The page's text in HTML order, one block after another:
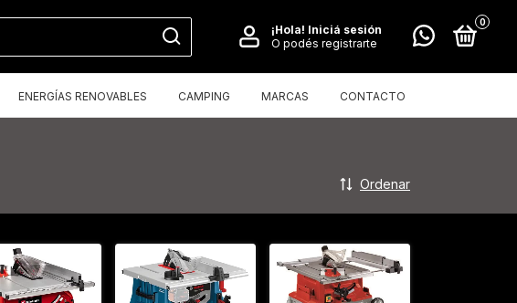
¡Hola! Iniciá sesión
O podés registrarte
0
ENERGÍAS RENOVABLES CAMPING MARCAS CONTACTO
Ordenar